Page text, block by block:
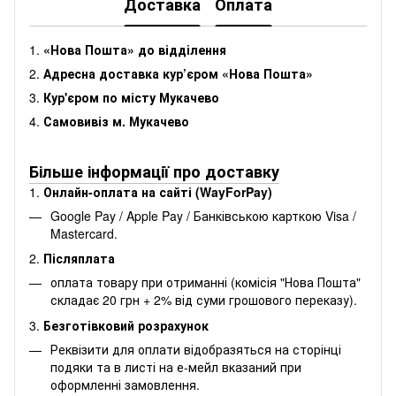
Доставка Оплата
1. «Нова Пошта» до відділення
2. Адресна доставка кур’єром «Нова Пошта»
3. Кур'єром по місту Мукачево
4. Самовивіз м. Мукачево
Більше інформації про доставку
1. Онлайн-оплата на сайті (WayForPay)
Google Pay / Apple Pay / Банківською карткою Visa /
Mastercard.
2. Післяплата
оплата товару при отриманні (комісія "Нова Пошта"
складає 20 грн + 2% від суми грошового переказу).
3. Безготівковий розрахунок
Реквізити для оплати відобразяться на сторінці
подяки та в листі на е-мейл вказаний при
оформленні замовлення.